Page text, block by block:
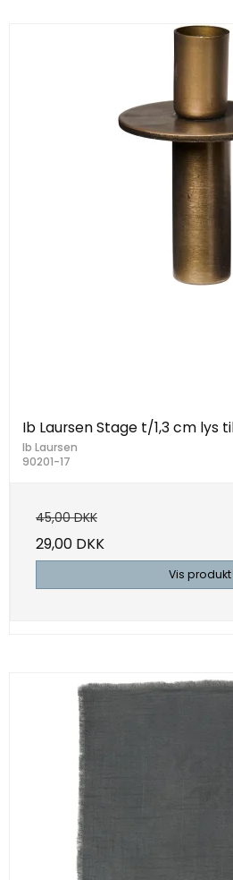
Ib Laursen Stage t/1,3 cm lys
Ib Laursen
90201-17
45,00 DKK
29,00 DKK
Vis produkt